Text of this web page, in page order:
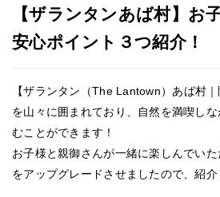
【ザランタンあば村】お
安心ポイント３つ紹介！
【ザランタン（The Lantown）あば村
を山々に囲まれており、自然を満喫し
むことができます！
お子様と親御さんが一緒に楽しんでい
をアップグレードさせましたので、紹介